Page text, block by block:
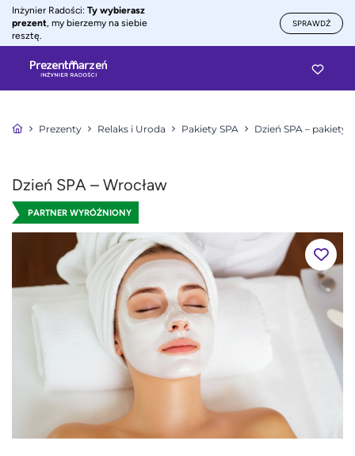
Inżynier Radości: Ty wybierasz
prezent, my bierzemy na siebie
resztę.
SPRAWDŹ
Prezenty Relaks i Uroda Pakiety SPA Dzień SPA – pakiety
Dzień SPA – Wrocław
PARTNER WYRÓŻNIONY